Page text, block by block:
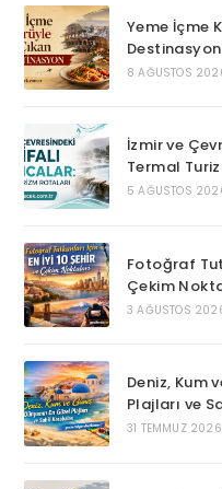
Yeme İçme
Destinasyon
8 AĞUSTOS
İzmir ve
Termal
5 AĞUSTOS
Fotoğraf
Çekim
3 AĞUSTOS
Deniz, Kum
Plajları ve
31 TEMMUZ 2026